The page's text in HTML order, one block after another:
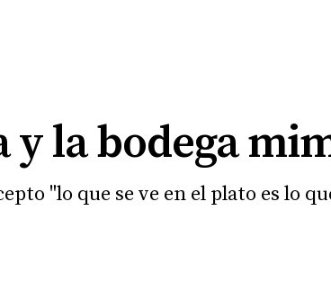
y la bodega
"lo que se ve en el plato es lo